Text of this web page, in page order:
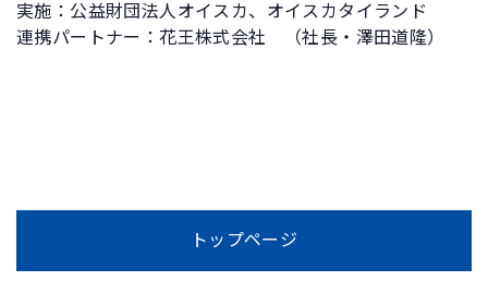
実施：公益財団法人オイスカ、オイスカタイランド
連携パートナー：花王株式会社 （社長・澤田道隆）
トップページ